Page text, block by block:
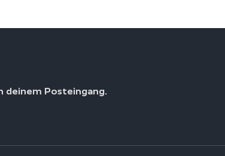
deinem Posteingang.